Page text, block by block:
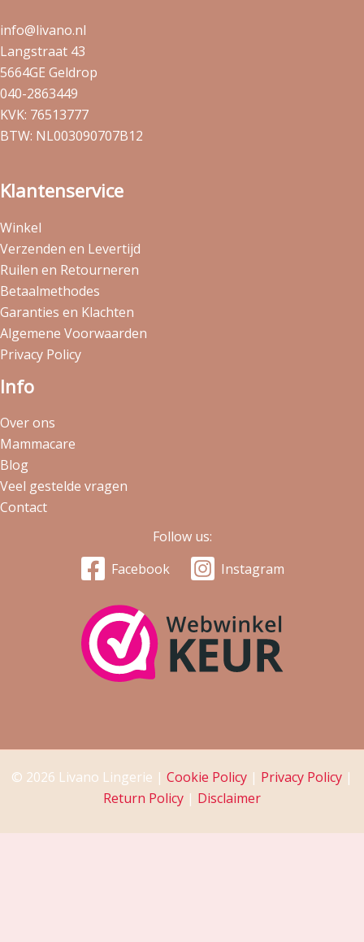
info@livano.nl
Langstraat 43
5664GE Geldrop
040-2863449
KVK: 76513777
BTW: NL003090707B12
Klantenservice
Winkel
Verzenden en Levertijd
Ruilen en Retourneren
Betaalmethodes
Garanties en Klachten
Algemene Voorwaarden
Privacy Policy
Info
Over ons
Mammacare
Blog
Veel gestelde vragen
Contact
Follow us:
Facebook
Instagram
© 2026 Livano Lingerie | Cookie Policy | Privacy Policy |
Return Policy | Disclaimer